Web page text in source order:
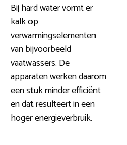
Bij hard water vormt er
kalk op
verwarmingselementen
van bijvoorbeeld
vaatwassers. De
apparaten werken daarom
een stuk minder efficiënt
en dat resulteert in een
hoger energieverbruik.